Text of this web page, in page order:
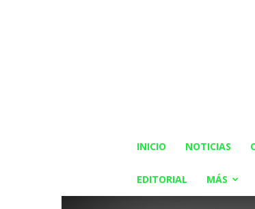
INICIO NOTICIAS
EDITORIAL MÁS